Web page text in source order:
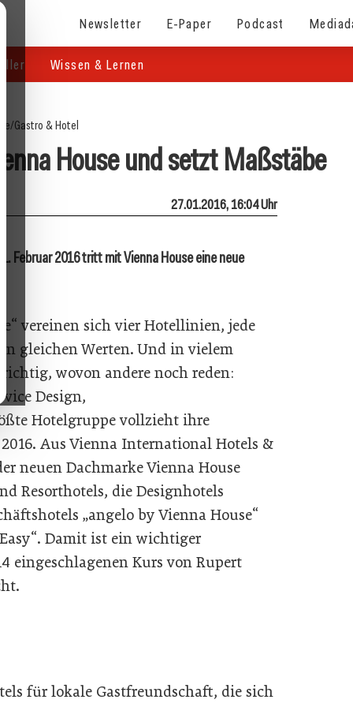
Newsletter E-Paper Podcast
Wissen & Lernen
/Gastro & Hotel
House und setzt Maßstäbe
27.01.2016, 16:04 Uhr
Februar 2016 tritt mit Vienna House eine neue
vereinen sich vier Hotellinien, jede
gleichen Werten. Und in vielem
wovon andere noch reden:
Design,
Hotelgruppe vollzieht ihre
Aus Vienna International Hotels &
neuen Dachmarke Vienna House
Resorthotels, die Designhotels
„angelo by Vienna House“
Damit ist ein wichtiger
eingeschlagenen Kurs von Rupert
für lokale Gastfreundschaft, die sich